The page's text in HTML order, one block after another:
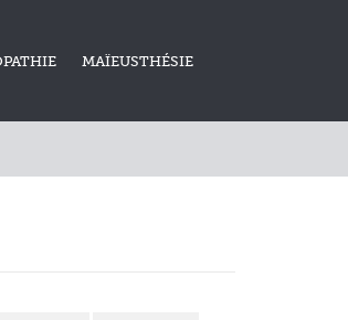
MAÏEUSTHÉSIE